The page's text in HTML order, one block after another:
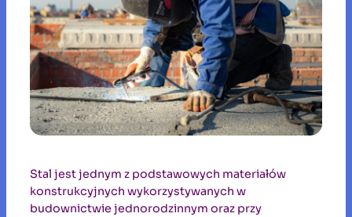
Stal jest jednym z podstawowych materiałów
konstrukcyjnych wykorzystywanych w
budownictwie jednorodzinnym oraz przy